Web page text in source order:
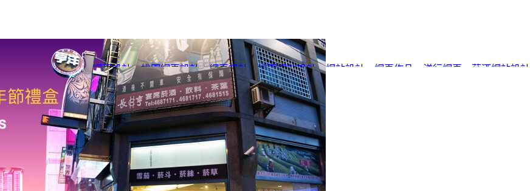
網頁設計、桃園網頁設計、網頁設計 、桃園網站設計、網站設計 網頁作品 洋行網頁 菸酒網站設計